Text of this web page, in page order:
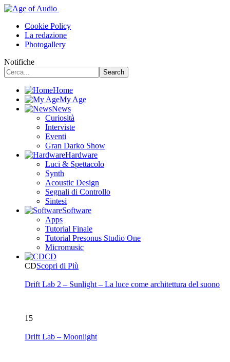
Cookie Policy
La redazione
Photogallery
Notifiche
Home
My Age
News
Curiosità
Interviste
Eventi
Gran Darko Show
Hardware
Luci & Spettacolo
Synth
Acoustic Design
Segnali di Controllo
Sintesi
Software
Apps
Tutorial Finale
Tutorial Presonus Studio One
Micromusic
CD
CDScopri di Più
Drift Lab 2 – Sunlight – La luce come architettura del suono
15
Drift Lab – Moonlight